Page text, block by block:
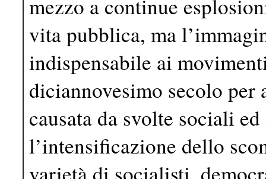
mezzo a continue
vita pubblica, ma
indispensabile ai
diciannovesimo secolo per
causata da svolte sociali
l’intensificazione dello
varietà di socialisti,